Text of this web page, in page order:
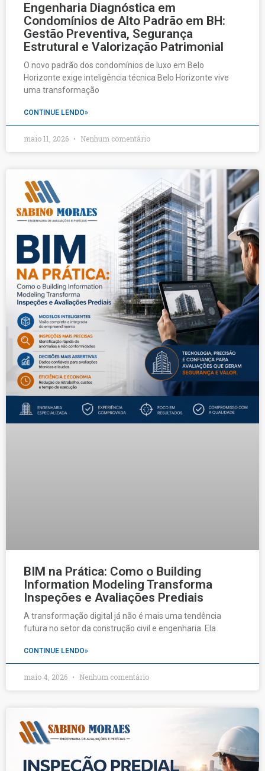
Engenharia Diagnóstica em
Condomínios de Alto Padrão em BH:
Gestão Preventiva, Segurança
Estrutural e Valorização Patrimonial
O novo padrão dos condomínios de luxo em Belo
Horizonte exige inteligência técnica Belo Horizonte vive
uma transformação
CONTINUE LENDO»
maio 11, 2026 Nenhum comentário
BIM na Prática: Como o Building
Information Modeling Transforma
Inspeções e Avaliações Prediais
A transformação digital já não é mais uma tendência
futura no setor da construção civil e engenharia. Ela
CONTINUE LENDO»
maio 4, 2026 Nenhum comentário